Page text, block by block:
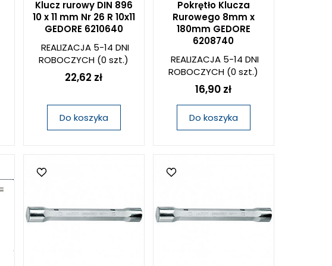
Klucz rurowy DIN 896
10 x 11 mm Nr 26 R 10x11
GEDORE 6210640
REALIZACJA 5-14 DNI
ROBOCZYCH (0 szt.)
22,62 zł
Do koszyka
Pokrętło Klucza
Rurowego 8mm x
180mm GEDORE
6208740
REALIZACJA 5-14 DNI
ROBOCZYCH (0 szt.)
16,90 zł
Do koszyka